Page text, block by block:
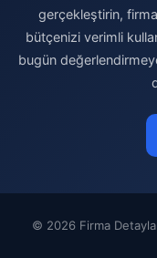
gerçekleştirin,
bütçenizi verimli
bugün
© 2026 Firma